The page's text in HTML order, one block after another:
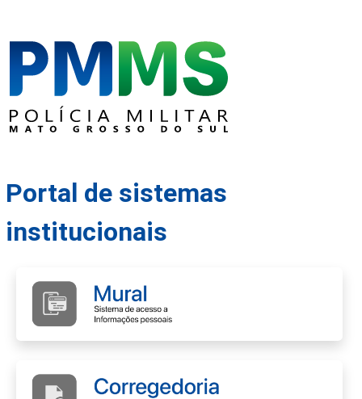
Portal de sistemas
institucionais